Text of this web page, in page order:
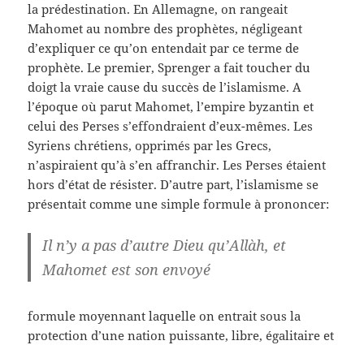
la prédestination. En Allemagne, on rangeait
Mahomet au nombre des prophètes, négligeant
d’expliquer ce qu’on entendait par ce terme de
prophète. Le premier, Sprenger a fait toucher du
doigt la vraie cause du succès de l’islamisme. A
l’époque où parut Mahomet, l’empire byzantin et
celui des Perses s’effondraient d’eux-mêmes. Les
Syriens chrétiens, opprimés par les Grecs,
n’aspiraient qu’à s’en affranchir. Les Perses étaient
hors d’état de résister. D’autre part, l’islamisme se
présentait comme une simple formule à prononcer:
Il n’y a pas d’autre Dieu qu’Allàh, et
Mahomet est son envoyé
formule moyennant laquelle on entrait sous la
protection d’une nation puissante, libre, égalitaire et